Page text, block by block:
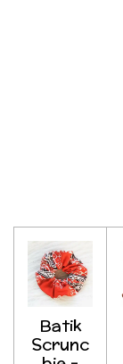
Batik
Scrunc